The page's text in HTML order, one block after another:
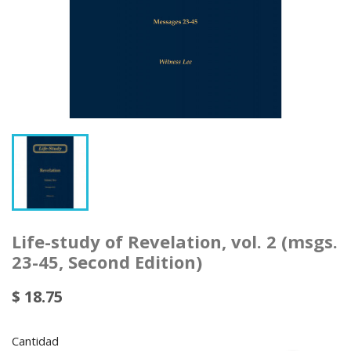
Life-study of Revelation, vol. 2 (msgs.
23-45, Second Edition)
$ 18.75
Cantidad